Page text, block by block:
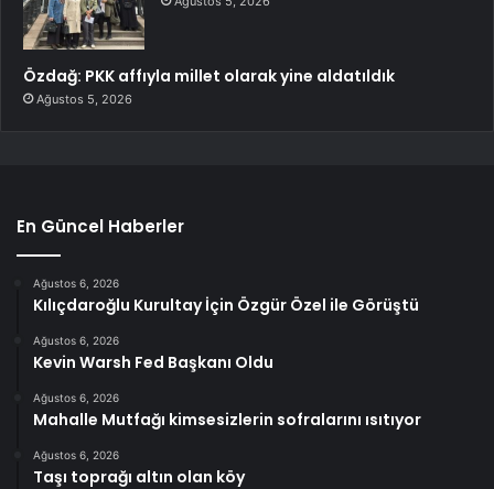
Özdağ: PKK affıyla millet olarak yine aldatıldık
Ağustos 5, 2026
En Güncel Haberler
Ağustos 6, 2026
Kılıçdaroğlu Kurultay İçin Özgür Özel ile Görüştü
Ağustos 6, 2026
Kevin Warsh Fed Başkanı Oldu
Ağustos 6, 2026
Mahalle Mutfağı kimsesizlerin sofralarını ısıtıyor
Ağustos 6, 2026
Taşı toprağı altın olan köy